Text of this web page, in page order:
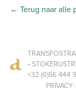
← Terug naar alle
•
+32 (0)56 444
PRIVACY